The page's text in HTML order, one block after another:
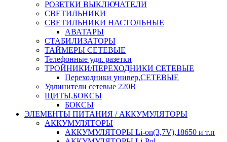
РОЗЕТКИ ВЫКЛЮЧАТЕЛИ
СВЕТИЛЬНИКИ
СВЕТИЛЬНИКИ НАСТОЛЬНЫЕ
АВАТАРЫ
СТАБИЛИЗАТОРЫ
ТАЙМЕРЫ СЕТЕВЫЕ
Телефонные удл. разетки
ТРОЙНИКИ/ПЕРЕХОДНИКИ СЕТЕВЫЕ
Переходники универ,СЕТЕВЫЕ
Удлинители сетевые 220В
ЩИТЫ,БОКСЫ
БОКСЫ
ЭЛЕМЕНТЫ ПИТАНИЯ / АККУМУЛЯТОРЫ
АККУМУЛЯТОРЫ
АККУМУЛЯТОРЫ Li-on(3,7V),18650 и т.п